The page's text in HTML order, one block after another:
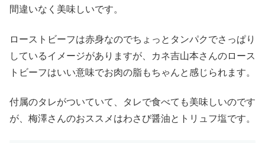
間違いなく美味しいです。
ローストビーフは赤身なのでちょっとタンパクでさっぱり
しているイメージがありますが、カネ吉山本さんのロース
トビーフはいい意味でお肉の脂もちゃんと感じられます。
付属のタレがついていて、タレで食べても美味しいのです
が、梅澤さんのおススメはわさび醤油とトリュフ塩です。